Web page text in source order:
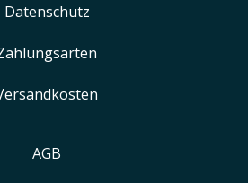
Datenschutz
AGB